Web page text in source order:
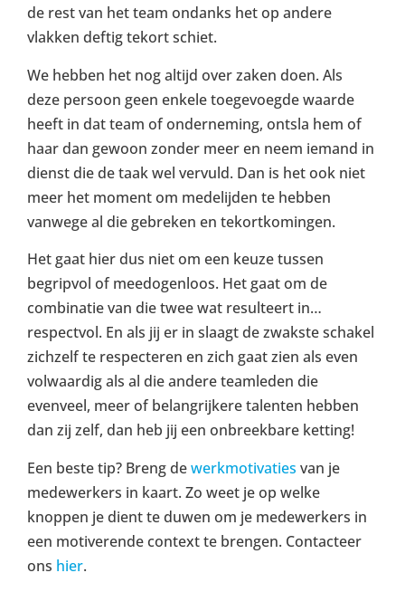
de rest van het team ondanks het op andere
vlakken deftig tekort schiet.
We hebben het nog altijd over zaken doen. Als
deze persoon geen enkele toegevoegde waarde
heeft in dat team of onderneming, ontsla hem of
haar dan gewoon zonder meer en neem iemand in
dienst die de taak wel vervuld. Dan is het ook niet
meer het moment om medelijden te hebben
vanwege al die gebreken en tekortkomingen.
Het gaat hier dus niet om een keuze tussen
begripvol of meedogenloos. Het gaat om de
combinatie van die twee wat resulteert in…
respectvol. En als jij er in slaagt de zwakste schakel
zichzelf te respecteren en zich gaat zien als even
volwaardig als al die andere teamleden die
evenveel, meer of belangrijkere talenten hebben
dan zij zelf, dan heb jij een onbreekbare ketting!
Een beste tip? Breng dewerkmotivaties van je
medewerkers in kaart. Zo weet je op welke
knoppen je dient te duwen om je medewerkers in
een motiverende context te brengen. Contacteer
ons hier.